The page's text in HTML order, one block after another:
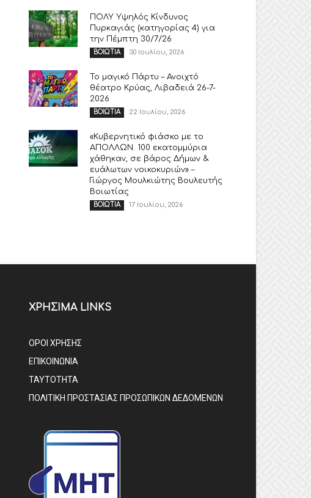
ΠΟΛΥ Υψηλός Κίνδυνος
Πυρκαγιάς (κατηγορίας 4) για
την Πέμπτη 30/7/26
ΒΟΙΩΤΙΑ 30 Ιουλίου, 2026
Το μαγικό Πάρτυ – Ανοιχτό
θέατρο Κρύας, Λιβαδειά 26-7-
2026
ΒΟΙΩΤΙΑ 22 Ιουλίου, 2026
«Κυβερνητικό φιάσκο με το
ΑΠΟΛΛΩΝ. 100 εκατομμύρια
χάθηκαν, σε βάρος Δήμων &
ευάλωτων νοικοκυριών» –
Γιώργος Μουλκιώτης Βουλευτής
Βοιωτίας
ΒΟΙΩΤΙΑ 17 Ιουλίου, 2026
ΧΡΗΣΙΜΑ LINKS
ΟΡΟΙ ΧΡΗΣΗΣ
ΕΠΙΚΟΙΝΩΝΙΑ
ΤΑΥΤΟΤΗΤΑ
ΠΟΛΙΤΙΚΗ ΠΡΟΣΤΑΣΙΑΣ ΠΡΟΣΩΠΙΚΩΝ ΔΕΔΟΜΕΝΩΝ